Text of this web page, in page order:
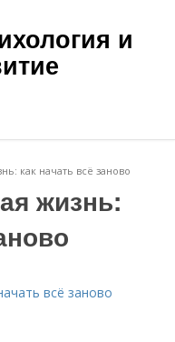
и
как начать всё заново
жизнь:
всё заново